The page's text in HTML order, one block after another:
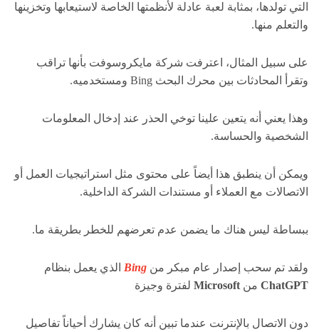
التي تولدها، بمثابة لعبة عادلة لأنظمتها الخاصة لاستيعابها وتخزينها
والتعلم منها.
على سبيل المثال، اعترفت شركة مايكروسوفت بأنها تراقب
وتقرأ المحادثات بين محرك البحث Bing ومستخدميه.
وهذا يعني أنه يتعين علينا توخي الحذر عند إدخال المعلومات
الشخصية والحساسة.
ويمكن أن ينطبق هذا أيضاً على محتوى مثل استراتيجيات العمل أو
الاتصالات مع العملاء أو مستندات الشركة الداخلية.
ببساطة ليس هناك ما يضمن عدم تعرضهم للخطر بطريقة ما.
ولقد تم سحب إصدار عام مبكر من Bing الذي يعمل بنظام
ChatGPT من Microsoft لفترة وجيزة
دون الاتصال بالإنترنت عندما تبين أنه كان يشارك أحياناً تفاصيل